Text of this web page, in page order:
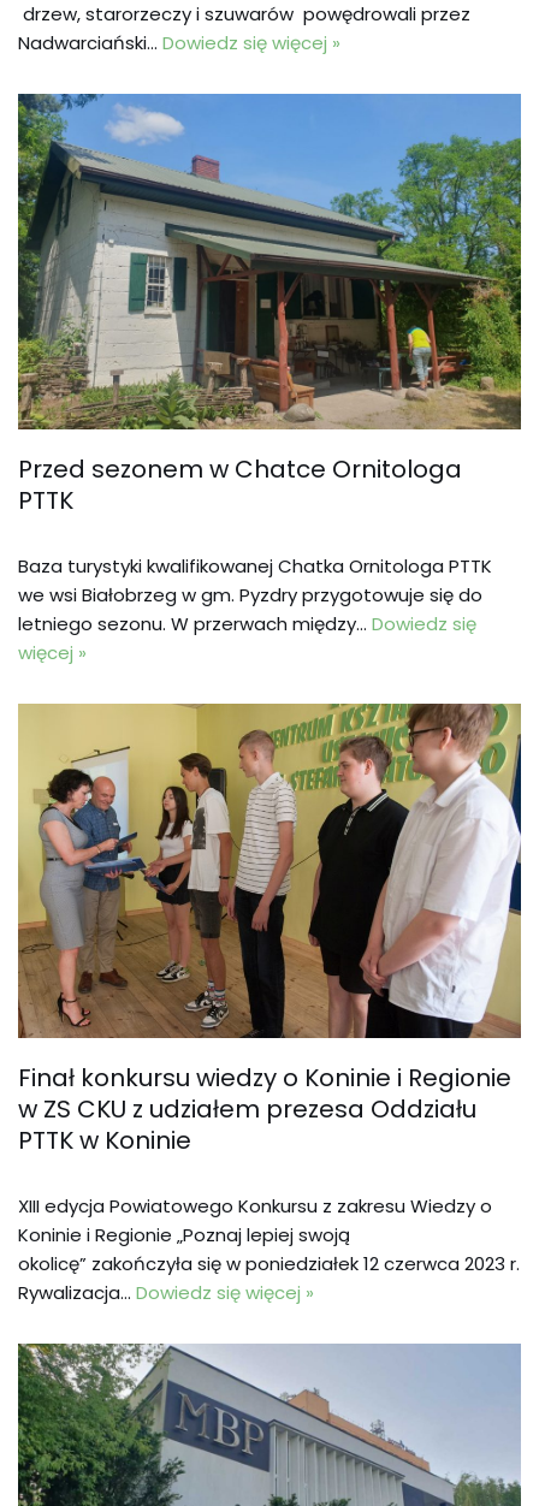
drzew, starorzeczy i szuwarów powędrowali przez
Nadwarciański… Dowiedz się więcej »
Przed sezonem w Chatce Ornitologa
PTTK
Baza turystyki kwalifikowanej Chatka Ornitologa PTTK
we wsi Białobrzeg w gm. Pyzdry przygotowuje się do
letniego sezonu. W przerwach między… Dowiedz się
więcej »
Finał konkursu wiedzy o Koninie i Regionie
w ZS CKU z udziałem prezesa Oddziału
PTTK w Koninie
XIII edycja Powiatowego Konkursu z zakresu Wiedzy o
Koninie i Regionie „Poznaj lepiej swoją
okolicę” zakończyła się w poniedziałek 12 czerwca 2023 r.
Rywalizacja… Dowiedz się więcej »